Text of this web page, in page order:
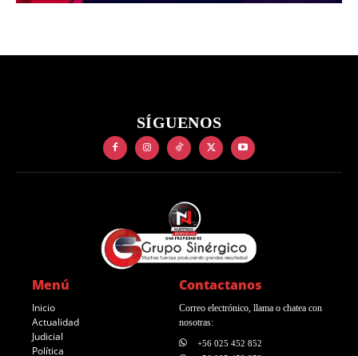
SÍGUENOS
Menú
Inicio
Actualidad
Judicial
Política
Contactanos
Correo electrónico, llama o chatea con
nosotras:
+56 025 452 852